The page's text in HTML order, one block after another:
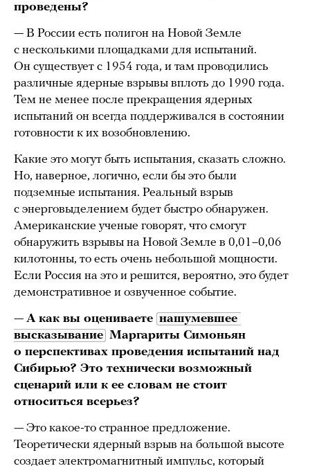
проведены?
— В России есть полигон на Новой Земле
с несколькими площадками для испытаний.
Он существует с 1954 года, и там проводились
различные ядерные взрывы вплоть до 1990 года.
Тем не менее после прекращения ядерных
испытаний он всегда поддерживался в состоянии
готовности к их возобновлению.
Какие это могут быть испытания, сказать сложно.
Но, наверное, логично, если бы это были
подземные испытания. Реальный взрыв
с энерговыделением будет быстро обнаружен.
Американские ученые говорят, что смогут
обнаружить взрывы на Новой Земле в 0,01–0,06
килотонны, то есть очень небольшой мощности.
Если Россия на это и решится, вероятно, это будет
демонстративное и озвученное событие.
— А как вы оцениваете нашумевшее
высказывание Маргариты Симоньян
о перспективах проведения испытаний над
Сибирью? Это технически возможный
сценарий или к ее словам не стоит
относиться всерьез?
— Это какое-то странное предложение.
Теоретически ядерный взрыв на большой высоте
создает электромагнитный импульс, который